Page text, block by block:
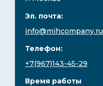
Эл. почта:
info@mihcompany.ru
Телефон:
+7(967)143-45-29
Время работы